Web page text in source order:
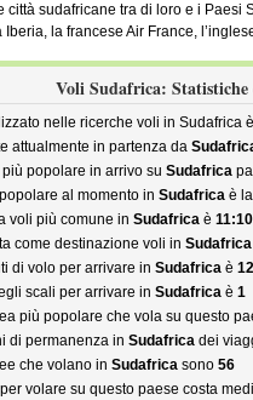
città sudafricane tra di loro e i Paesi
la francese Air France,
Voli Sudafrica: Statistiche
nelle ricerche voli in Sudafrica è
attualmente in partenza da
più popolare in arrivo su Sudafrica
al momento in Sudafricaè la
voli più comune in Sudafricaè 11:10
come destinazione voli in Sudafrica
di volo per arrivare in Sudafricaè
scali per arrivare in Sudafricaè 1
più popolare che vola su questo
di permanenza in Sudafricadei
che volano in Sudafricasono 56
volare su questo paese costa